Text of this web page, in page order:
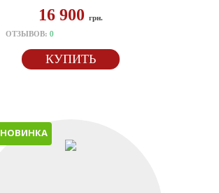
16 900 грн.
ОТЗЫВОВ: 0
КУПИТЬ
НОВИНКА